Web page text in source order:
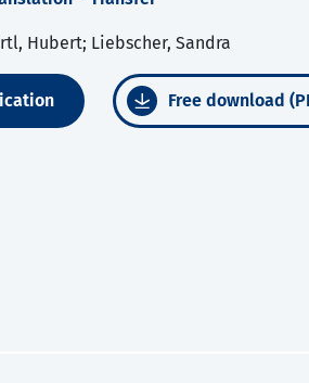
Hubert; Liebscher, Sandra
Free download